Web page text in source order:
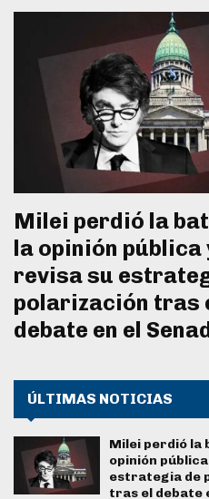
Milei perdió la
la opinión pública
revisa su
polarización tras
debate en el
ÚLTIMAS NOTICIAS
Milei perdió la
opinión
estrategia de
tras el debate